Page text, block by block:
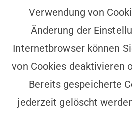
Verwendung von
Änderung der
Internetbrowser können
von Cookies deaktivieren
Bereits gespeicherte
jederzeit gelöscht